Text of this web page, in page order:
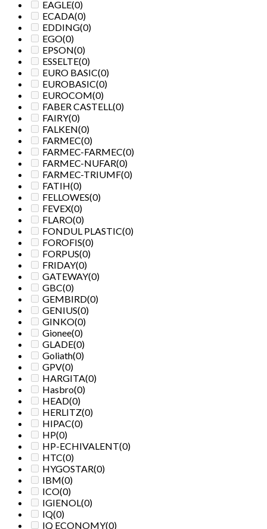
EAGLE(0)
ECADA(0)
EDDING(0)
EGO(0)
EPSON(0)
ESSELTE(0)
EURO BASIC(0)
EUROBASIC(0)
EUROCOM(0)
FABER CASTELL(0)
FAIRY(0)
FALKEN(0)
FARMEC(0)
FARMEC-FARMEC(0)
FARMEC-NUFAR(0)
FARMEC-TRIUMF(0)
FATIH(0)
FELLOWES(0)
FEVEX(0)
FLARO(0)
FONDUL PLASTIC(0)
FOROFIS(0)
FORPUS(0)
FRIDAY(0)
GATEWAY(0)
GBC(0)
GEMBIRD(0)
GENIUS(0)
GINKO(0)
Gionee(0)
GLADE(0)
Goliath(0)
GPV(0)
HARGITA(0)
Hasbro(0)
HEAD(0)
HERLITZ(0)
HIPAC(0)
HP(0)
HP-ECHIVALENT(0)
HTC(0)
HYGOSTAR(0)
IBM(0)
ICO(0)
IGIENOL(0)
IQ(0)
IQ ECONOMY(0)